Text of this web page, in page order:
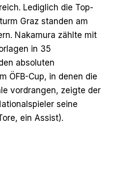
Lediglich die Top-
Graz standen am
Nakamura zählte mit
in 35
absoluten
ÖFB-Cup, in denen die
vordrangen, zeigte der
seine
ein Assist).